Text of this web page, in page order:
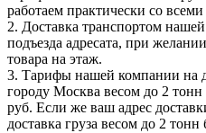
работаем практически со
2. Доставка транспортом
подъезда адресата, при
товара на этаж.
3. Тарифы нашей компании на
городу Москва весом до 2
руб. Если же ваш адрес
доставка груза весом до 2